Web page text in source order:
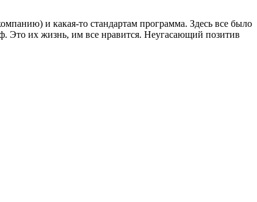
и какая-то стандартам программа. Здесь все было
Это их жизнь, им все нравится. Неугасающий позитив